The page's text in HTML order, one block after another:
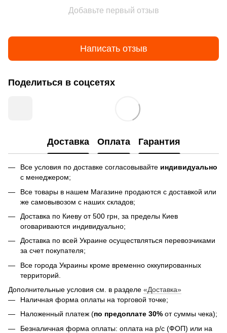
Добавьте первый отзыв
Написать отзыв
Поделиться в соцсетях
Доставка Оплата Гарантия
Все условия по доставке согласовывайте индивидуально
с менеджером;
Все товары в нашем Магазине продаются с доставкой или
же самовывозом с наших складов;
Доставка по Киеву от 500 грн, за пределы Киев
оговариваются индивидуально;
Доставка по всей Украине осуществляться перевозчиками
за счет покупателя;
Все города Украины кроме временно оккупированных
территорий.
Дополнительные условия см. в разделе «Доставка»
Наличная форма оплаты на торговой точке;
Наложенный платеж (по предоплате 30% от суммы чека);
Безналичная форма оплаты: оплата на р/с (ФОП) или на